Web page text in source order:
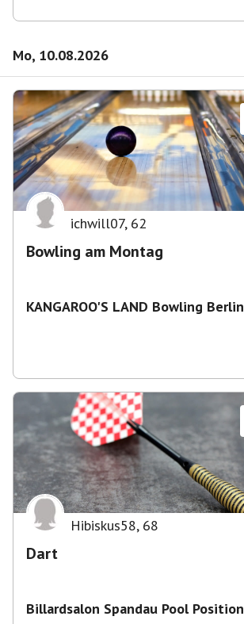
Mo, 10.08.2026
ichwill07, 62
Bowling am Montag
KANGAROO'S LAND Bowling Berlin
Hibiskus58, 68
Dart
Billardsalon Spandau Pool Position